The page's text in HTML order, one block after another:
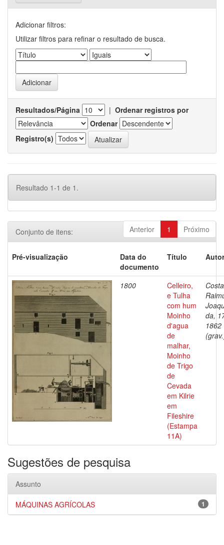
Adicionar filtros:
Utilizar filtros para refinar o resultado de busca.
Resultados/Página | Ordenar registros por
Ordenar
Registro(s)
Resultado 1-1 de 1.
Anterior 1 Próximo
Conjunto de itens:
Pré-visualização
Data do
documento
Título
1800
Celleiro,
e Tulha
com hum
Moinho
d'agua
de
malhar,
Moinho
de Trigo
de
Cevada
em Kilrie
em
Fileshire
(Estampa
11A)
da,
1862
Sugestões de pesquisa
Assunto
1
MÁQUINAS AGRÍCOLAS